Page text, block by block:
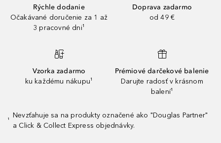
Rýchle dodanie
Očakávané doručenie za 1 až
3 pracovné dni¹
Doprava zadarmo
od 49 €
Vzorka zadarmo
ku každému nákupu¹
Prémiové darčekové balenie
Darujte radosť v krásnom
balení¹
¹
Nevzťahuje sa na produkty označené ako "Douglas Partner"
a Click & Collect Express objednávky.